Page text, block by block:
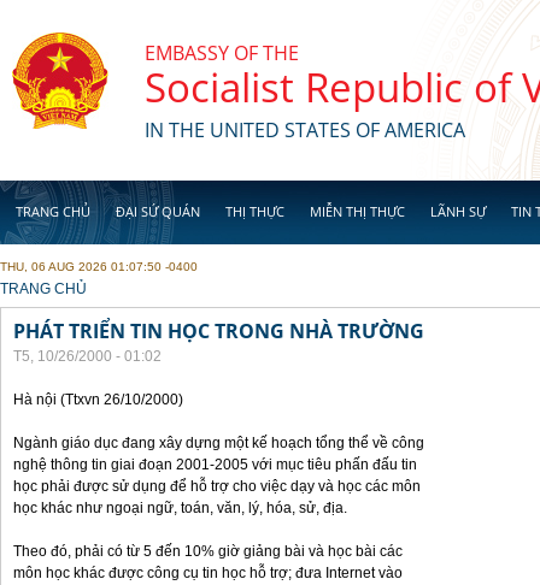
EMBASSY OF THE
Socialist Republic of
IN THE UNITED STATES OF AMERICA
TRANG CHỦ ĐẠI SỨ QUÁN THỊ THỰC MIỄN THỊ THỰC LÃNH SỰ TIN
THU, 06 AUG 2026 01:07:50 -0400
YOU ARE HERE
TRANG CHỦ
PHÁT TRIỂN TIN HỌC TRONG NHÀ TRƯỜNG
T5, 10/26/2000 - 01:02
Hà nội (Ttxvn 26/10/2000)
Ngành giáo dục đang xây dựng một kế hoạch tổng thể về công
nghệ thông tin giai đoạn 2001-2005 với mục tiêu phấn đấu tin
học phải được sử dụng để hỗ trợ cho việc dạy và học các môn
học khác như ngoại ngữ, toán, văn, lý, hóa, sử, địa.
Theo đó, phải có từ 5 đến 10% giờ giảng bài và học bài các
môn học khác được công cụ tin học hỗ trợ; đưa Internet vào